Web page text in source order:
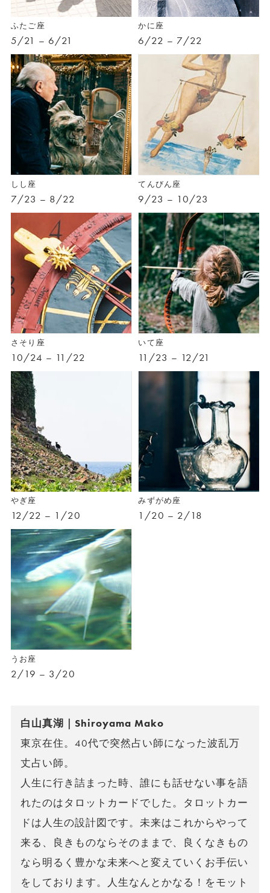
ふたご座
5/21 – 6/21
かに座
6/22 – 7/22
しし座
7/23 – 8/22
てんびん座
9/23 – 10/23
さそり座
10/24 – 11/22
いて座
11/23 – 12/21
やぎ座
12/22 – 1/20
みずがめ座
1/20 – 2/18
うお座
2/19 – 3/20
白山真湖｜Shiroyama Mako
東京在住。40代で突然占い師になった波乱万
丈占い師。
人生に行き詰まった時、誰にも話せない事を語
れたのはタロットカードでした。タロットカー
ドは人生の設計図です。未来はこれからやって
来る、良きものならそのままで、良くなきもの
なら明るく豊かな未来へと変えていくお手伝い
をしております。人生なんとかなる！をモット